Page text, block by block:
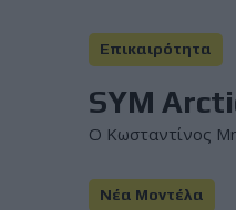
Επικαιρότητα
SYM
Ο Κωσταντίνος
Νέα Μοντέλα